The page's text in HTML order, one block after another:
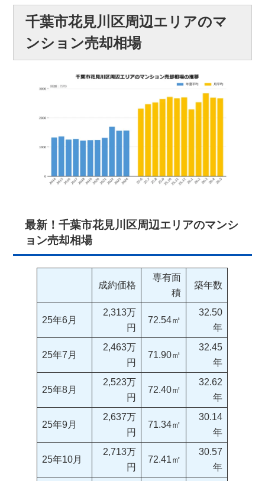
千葉市花見川区周辺エリアのマ
ンション売却相場
最新！千葉市花見川区周辺エリアのマンシ
ョン売却相場
成約価格
専有面
積
築年数
25年6月
2,313万
円
72.54㎡
32.50
年
25年7月
2,463万
円
71.90㎡
32.45
年
25年8月
2,523万
円
72.40㎡
32.62
年
25年9月
2,637万
円
71.34㎡
30.14
年
25年10月
2,713万
円
72.41㎡
30.57
年